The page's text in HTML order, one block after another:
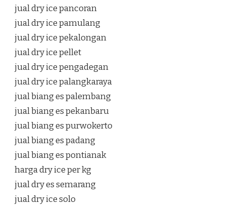
jual dry ice pancoran
jual dry ice pamulang
jual dry ice pekalongan
jual dry ice pellet
jual dry ice pengadegan
jual dry ice palangkaraya
jual biang es palembang
jual biang es pekanbaru
jual biang es purwokerto
jual biang es padang
jual biang es pontianak
harga dry ice per kg
jual dry es semarang
jual dry ice solo